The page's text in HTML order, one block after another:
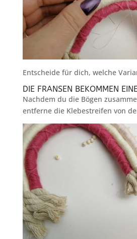
Entscheide für dich, welche
DIE FRANSEN BEKOMMEN
Nachdem du die Bögen
entferne die Klebestreifen von